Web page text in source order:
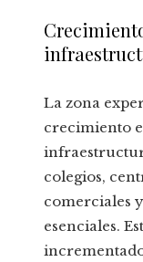
La zona
crecimiento
colegios,
comerciales
esenciales.